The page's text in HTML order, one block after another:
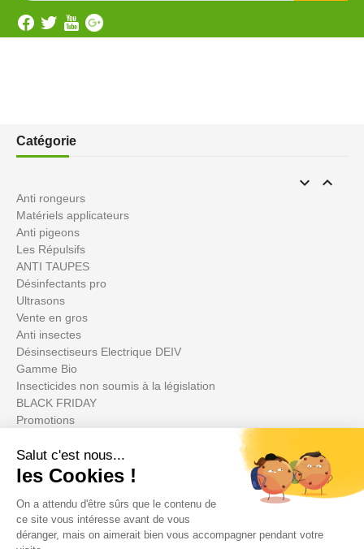
Catégorie
 
Anti rongeurs
Matériels applicateurs
Anti pigeons
Les Répulsifs
ANTI TAUPES
Désinfectants pro
Ultrasons
Vente en gros
Anti insectes
Désinsectiseurs Electrique DEIV
Gamme Bio
Insecticides non soumis à la législation
BLACK FRIDAY
Promotions
Il tuo account